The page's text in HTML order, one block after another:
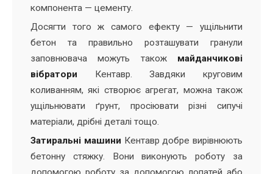
компонента — цементу.
Досягти того ж самого ефекту — ущільнити
бетон та правильно розташувати гранули
заповнювача можуть також майданчикові
вібратори Кентавр. Завдяки круговим
коливанням, які створює агрегат, можна також
ущільнювати ґрунт, просіювати різні сипучі
матеріали, дрібні деталі тощо.
Затиральні машини Кентавр добре вирівнюють
бетонну стяжку. Вони виконують роботу за